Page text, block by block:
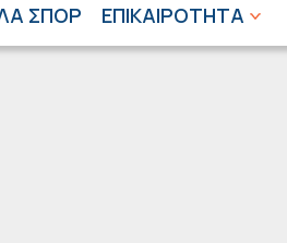
ΣΠΟΡ ΕΠΙΚΑΙΡΟΤΗΤΑ